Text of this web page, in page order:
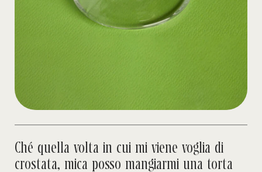
Ché quella volta in cui mi viene voglia di
crostata, mica posso mangiarmi una torta